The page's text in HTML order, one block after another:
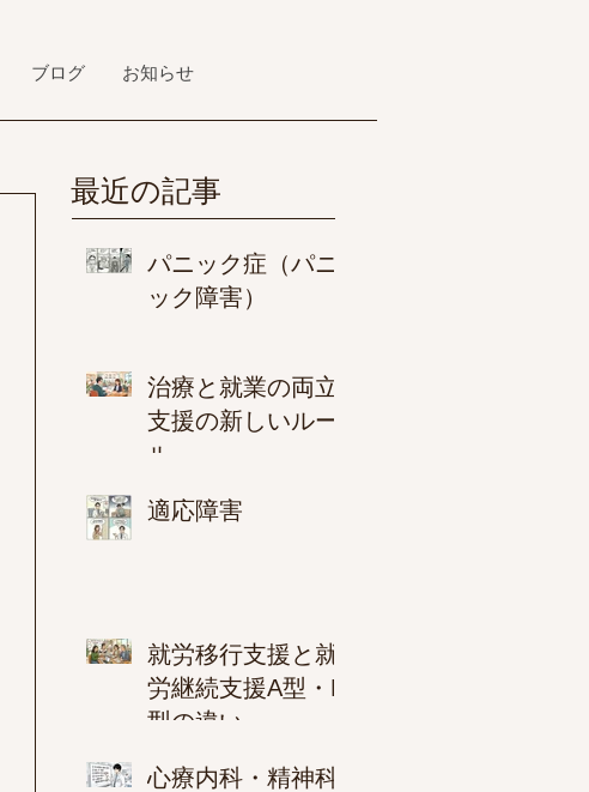
ブログ お知らせ
最近の記事
パニック症（パニ
ック障害）
治療と就業の両立
支援の新しいルー
ル
適応障害
就労移行支援と就
労継続支援A型・B
型の違い
心療内科・精神科